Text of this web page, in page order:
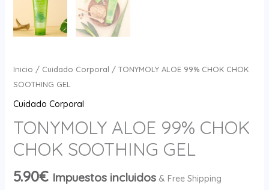
Inicio / Cuidado Corporal / TONYMOLY ALOE 99% CHOK CHOK
SOOTHING GEL
Cuidado Corporal
TONYMOLY ALOE 99% CHOK
CHOK SOOTHING GEL
5.90€ Impuestos incluidos & Free Shipping